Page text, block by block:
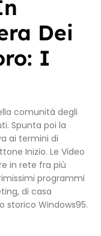
Dei
I
comunità degli
Spunta poi la
ai termini di
Inizio. Le Video
in rete fra più
programmi
di casa
storico Windows95.